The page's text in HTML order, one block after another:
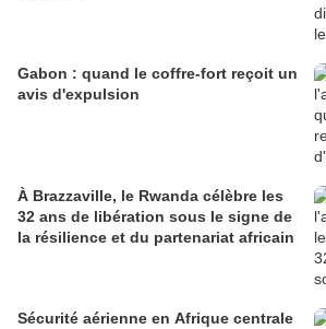
Gabon : quand le coffre-fort reçoit un
avis d'expulsion
À Brazzaville, le Rwanda célèbre les
32 ans de libération sous le signe de
la résilience et du partenariat africain
Sécurité aérienne en Afrique centrale